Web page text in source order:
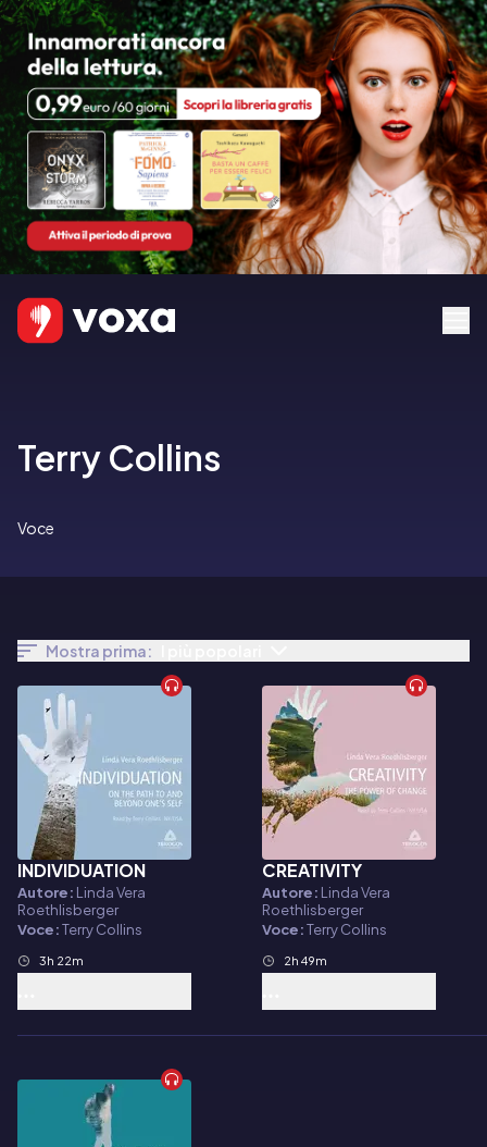
Terry Collins
Voce
Mostra prima:
Audiolibro
INDIVIDUATION
Autore: Linda Vera
Roethlisberger
Voce:Terry Collins
3h 22m
Audiolibro
CREATIVITY
Autore: Linda Vera
Roethlisberger
Voce:Terry Collins
2h 49m